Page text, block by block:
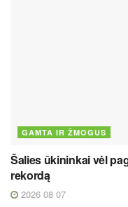
GAMTA IR ŽMOGUS
Šalies ūkininkai vėl
rekordą
2026 08 07